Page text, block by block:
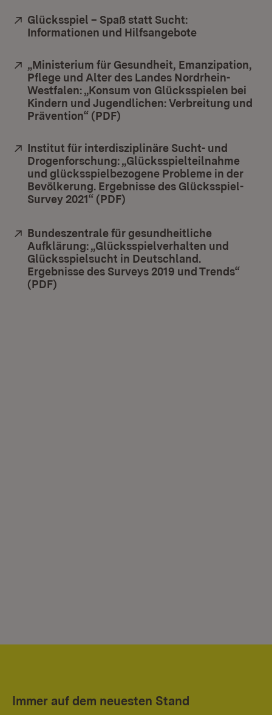
Extern:
Glücksspiel – Spaß statt Sucht:
Informationen und Hilfsangebote
Extern:
„Ministerium für Gesundheit, Emanzipation,
Pflege und Alter des Landes Nordrhein-
Westfalen: „Konsum von Glücksspielen bei
Kindern und Jugendlichen: Verbreitung und
Prävention“ (PDF)
Extern:
Institut für interdisziplinäre Sucht- und
Drogenforschung: „Glücksspielteilnahme
und glücksspielbezogene Probleme in der
Bevölkerung. Ergebnisse des Glücksspiel-
Survey 2021“ (PDF)
Extern:
Bundeszentrale für gesundheitliche
Aufklärung: „Glücksspielverhalten und
Glücksspielsucht in Deutschland.
Ergebnisse des Surveys 2019 und Trends“
(PDF)
Immer auf dem neuesten Stand